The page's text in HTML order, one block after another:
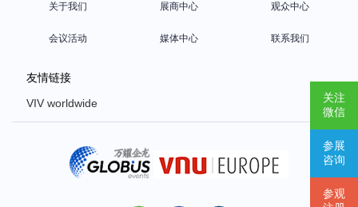
关注
微信
参展
咨询
参观
关于我们 展商中心 观众中心
会议活动 媒体中心 联系我们
友情链接
VIV worldwide
Poultry Africa